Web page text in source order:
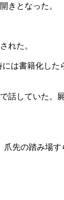
きとなった。
れた。
は書籍化した
話していた。
先の踏み場す